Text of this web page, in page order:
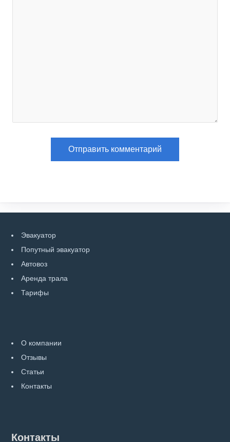
Эвакуатор
Попутный эвакуатор
Автовоз
Аренда трала
Тарифы
О компании
Отзывы
Статьи
Контакты
Контакты